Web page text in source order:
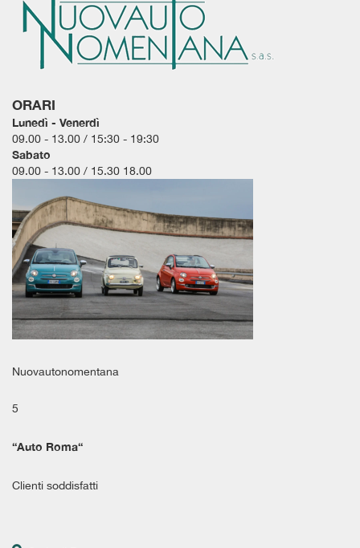
ORARI
Lunedì - Venerdì
09.00 - 13.00 / 15:30 - 19:30
Sabato
09.00 - 13.00 / 15.30 18.00
Nuovautonomentana
5
“Auto Roma“
Clienti soddisfatti
Cookie delle preferenze
Cookie per il miglioramento dell'esperienza utente
Cookie di marketing
Leggi
la
cookie
policy
Salva
le
impostazioni